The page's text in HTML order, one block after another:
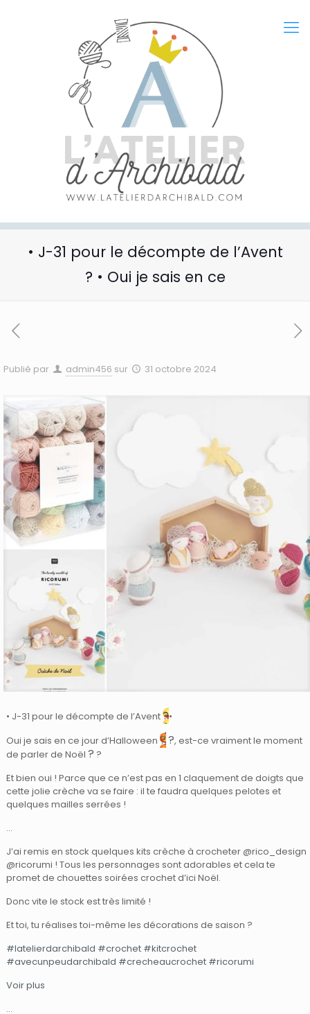
• J-31 pour le décompte de l’Avent
? • Oui je sais en ce
Publié par admin456 sur 31 octobre 2024
• J-31 pour le décompte de l’Avent?•
Oui je sais en ce jour d’Halloween??, est-ce vraiment le moment
de parler de Noël? ?
Et bien oui ! Parce que ce n’est pas en 1 claquement de doigts que
cette jolie crèche va se faire : il te faudra quelques pelotes et
quelques mailles serrées !
…
J’ai remis en stock quelques kits crèche à crocheter @rico_design
@ricorumi ! Tous les personnages sont adorables et cela te
promet de chouettes soirées crochet d’ici Noël.
Donc vite le stock est très limité !
Et toi, tu réalises toi-même les décorations de saison ?
#latelierdarchibald #crochet #kitcrochet
#avecunpeudarchibald #crecheaucrochet #ricorumi
Voir plus
…